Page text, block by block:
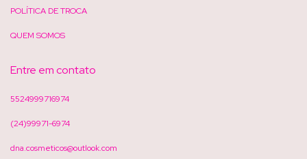
POLÍTICA DE TROCA
QUEM SOMOS
Entre em contato
5524999716974
(24)99971-6974
dna.cosmeticos@outlook.com